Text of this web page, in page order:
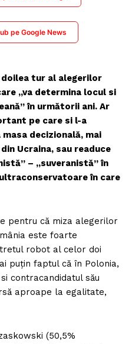
pe Google News
doilea tur al alegerilor
„va determina locul si
în următorii ani. Ar
pe care si l-a
decizională, mai
Ucraina, sau readuce
– „suveranistă” în
în care
pentru că miza alegerilor
este foarte
robot al celor doi
puțin faptul că în Polonia,
contracandidatul său
aproape la egalitate,
(50,5%